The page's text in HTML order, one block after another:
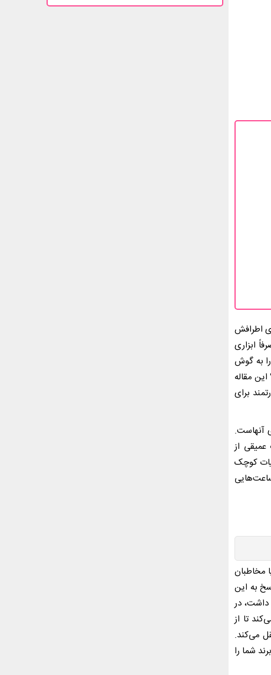
اطرافش
ابزاری
به گوش
مقاله
برای
آنهاست.
از
کوچک
مخاطبان
به این
در
تا از
می‌کند.
شما را